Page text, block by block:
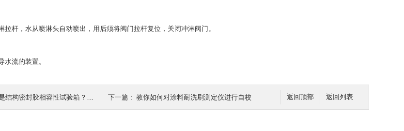
杆，水从喷淋头自动喷出，用后须将阀门拉杆复位，关闭冲淋阀门。
流的装置。
返回列表
返回顶部
密封胶相容性试验箱？看看本篇吧 下一篇 : 教你如何对涂料耐洗刷测定仪进行自校